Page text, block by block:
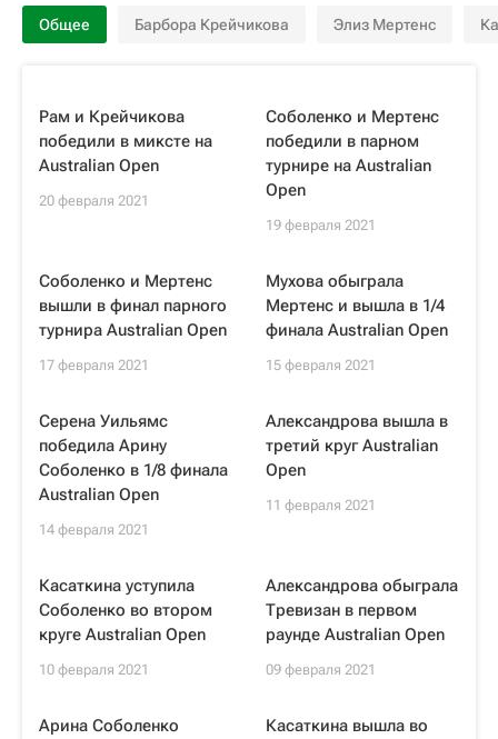
Общее Барбора Крейчикова Элиз Мертенс
Рам и Крейчикова
победили в миксте на
Australian Open
20 февраля 2021
Соболенко и Мертенс
победили в парном
турнире на Australian
Open
19 февраля 2021
Соболенко и Мертенс
вышли в финал парного
турнира Australian Open
17 февраля 2021
Мухова обыграла
Мертенс и вышла в 1/4
финала Australian Open
15 февраля 2021
Серена Уильямс
победила Арину
Соболенко в 1/8 финала
Australian Open
14 февраля 2021
Александрова вышла в
третий круг Australian
Open
11 февраля 2021
Касаткина уступила
Соболенко во втором
круге Australian Open
10 февраля 2021
Александрова обыграла
Тревизан в первом
раунде Australian Open
09 февраля 2021
Арина Соболенко
Касаткина вышла во